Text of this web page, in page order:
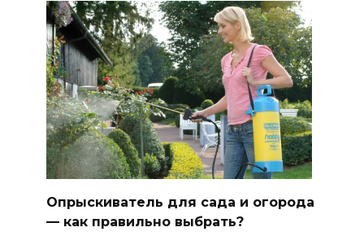
Опрыскиватель для сада и огорода
— как правильно выбрать?